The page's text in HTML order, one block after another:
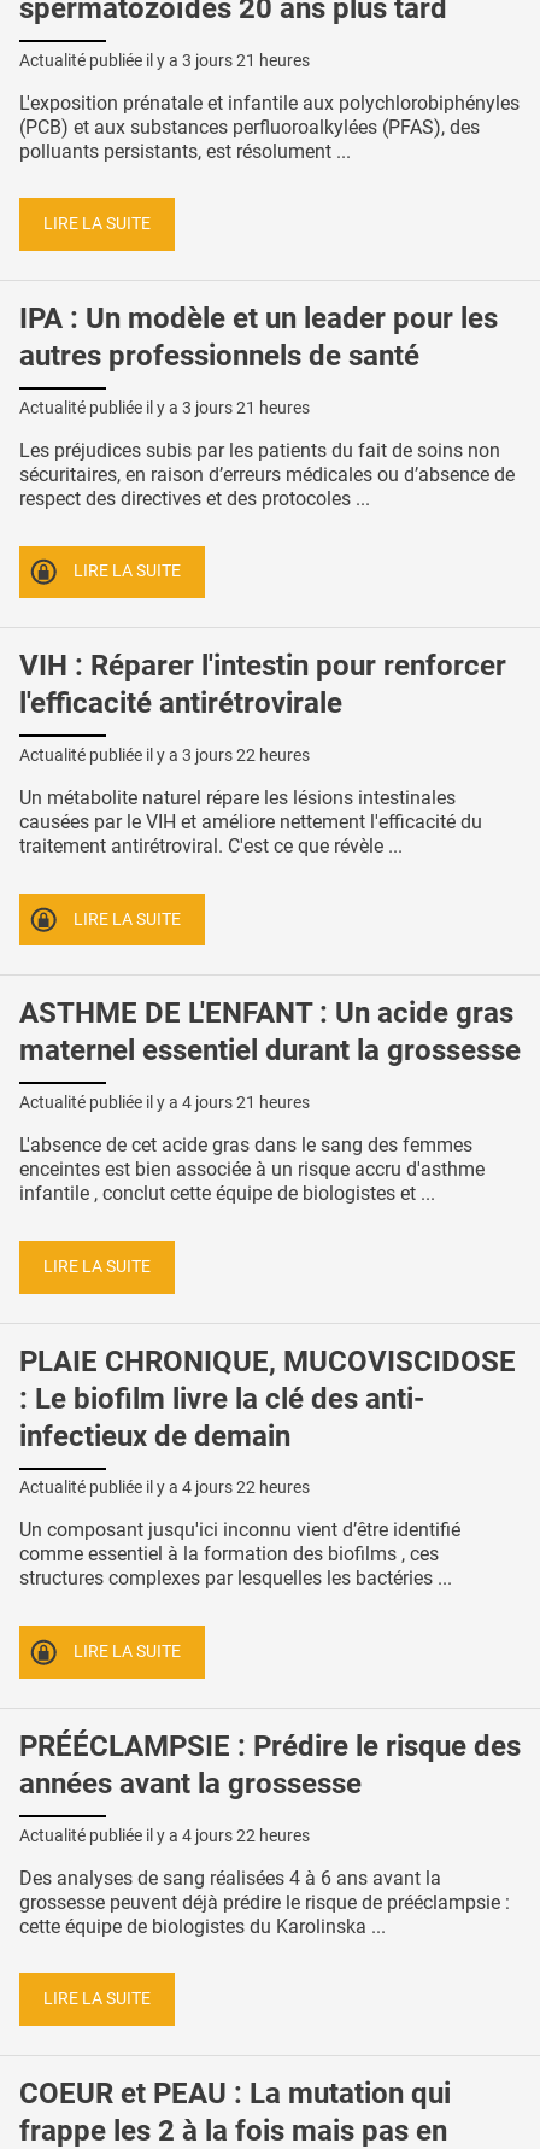
spermatozoïdes 20 ans plus tard
Actualité publiée il y a 3 jours 21 heures
L'exposition prénatale et infantile aux polychlorobiphényles
(PCB) et aux substances perfluoroalkylées (PFAS), des
polluants persistants, est résolument ...
LIRE LA SUITE
IPA : Un modèle et un leader pour les
autres professionnels de santé
Actualité publiée il y a 3 jours 21 heures
Les préjudices subis par les patients du fait de soins non
sécuritaires, en raison d’erreurs médicales ou d’absence de
respect des directives et des protocoles ...
LIRE LA SUITE
VIH : Réparer l'intestin pour renforcer
l'efficacité antirétrovirale
Actualité publiée il y a 3 jours 22 heures
Un métabolite naturel répare les lésions intestinales
causées par le VIH et améliore nettement l'efficacité du
traitement antirétroviral. C'est ce que révèle ...
LIRE LA SUITE
ASTHME DE L'ENFANT : Un acide gras
maternel essentiel durant la grossesse
Actualité publiée il y a 4 jours 21 heures
L'absence de cet acide gras dans le sang des femmes
enceintes est bien associée à un risque accru d'asthme
infantile , conclut cette équipe de biologistes et ...
LIRE LA SUITE
PLAIE CHRONIQUE, MUCOVISCIDOSE
: Le biofilm livre la clé des anti-
infectieux de demain
Actualité publiée il y a 4 jours 22 heures
Un composant jusqu'ici inconnu vient d’être identifié
comme essentiel à la formation des biofilms , ces
structures complexes par lesquelles les bactéries ...
LIRE LA SUITE
PRÉÉCLAMPSIE : Prédire le risque des
années avant la grossesse
Actualité publiée il y a 4 jours 22 heures
Des analyses de sang réalisées 4 à 6 ans avant la
grossesse peuvent déjà prédire le risque de prééclampsie :
cette équipe de biologistes du Karolinska ...
LIRE LA SUITE
COEUR et PEAU : La mutation qui
frappe les 2 à la fois mais pas en